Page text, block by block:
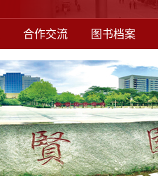
合作交流 图书档案